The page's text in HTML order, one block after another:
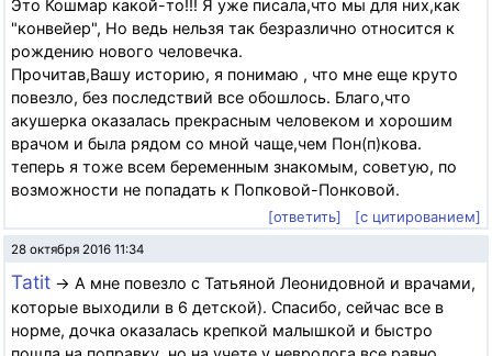
Это Кошмар какой-то!!! Я уже писала,что мы для них,как
"конвейер", Но ведь нельзя так безразлично относится к
рождению нового человечка.
Прочитав,Вашу историю, я понимаю , что мне еще круто
повезло, без последствий все обошлось. Благо,что
акушерка оказалась прекрасным человеком и хорошим
врачом и была рядом со мной чаще,чем Пон(п)кова.
теперь я тоже всем беременным знакомым, советую, по
возможности не попадать к Попковой-Понковой.
[ответить] [с цитированием]
28 октября 2016 11:34
Tatit → А мне повезло с Татьяной Леонидовной и врачами,
которые выходили в 6 детской). Спасибо, сейчас все в
норме, дочка оказалась крепкой малышкой и быстро